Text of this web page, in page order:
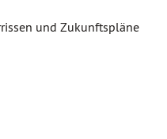
und Zukunftspläne